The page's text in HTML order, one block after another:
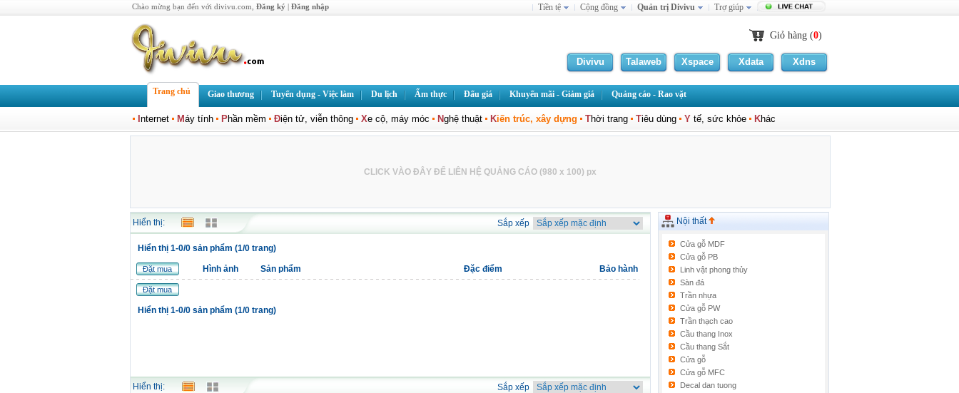
Chào mừng bạn đến với divivu.com, Đăng ký | Đăng nhập Tiền tệ Cộng đồng Quản trị Divivu Trợ giúp
Giỏ hàng (0)
Divivu Talaweb Xspace Xdata Xdns
Trang chủ Giao thương Tuyển dụng - Việc làm Du lịch Ẩm thực Đấu giá Khuyến mãi - Giảm giá Quảng cáo - Rao vặt
nternet Máy tính Phần mềm Điện tử, viễn thông Xe cộ, máy móc Nghệ thuật Kiến trúc, xây dựng Thời trang Tiêu dùng Y tế, sức khỏe Khác
CLICK VÀO ĐÂY ĐỂ LIÊN HỆ QUẢNG CÁO (980 x 100) px
Hiển thị: Sắp xếp
Hiển thị 1-0/0 sản phẩm (1/0 trang)
Đặt mua Hình ảnh Sản phẩm Đặc điểm Bảo hành
Đặt mua
Hiển thị 1-0/0 sản phẩm (1/0 trang)
Hiển thị: Sắp xếp
Nội thất
Cửa gỗ MDF
Cửa gỗ PB
Linh vật phong thủy
Sàn đá
Trần nhựa
Cửa gỗ PW
Trần thạch cao
Cầu thang Inox
Cầu thang Sắt
Cửa gỗ
Cửa gỗ MFC
Decal dan tuong